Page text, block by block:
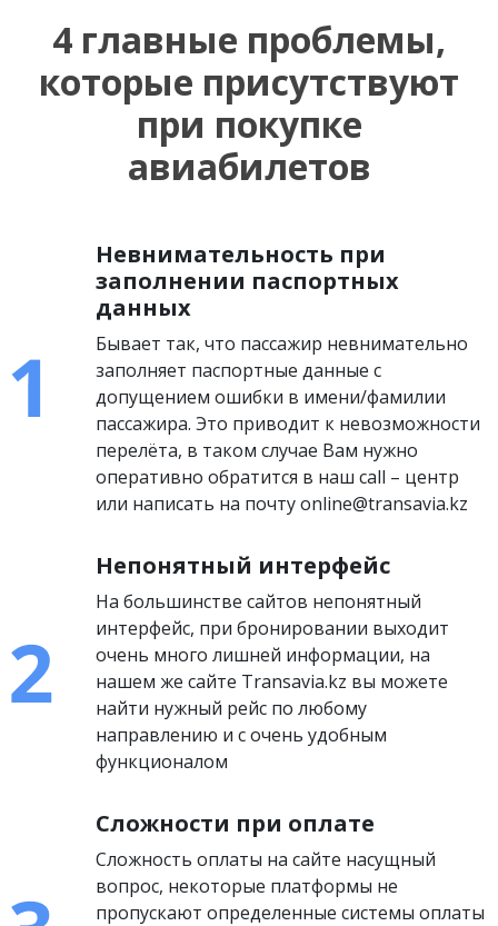
4 главные проблемы,
которые присутствуют
при покупке
авиабилетов
Невнимательность при
заполнении паспортных
данных
Бывает так, что пассажир невнимательно
заполняет паспортные данные с
допущением ошибки в имени/фамилии
пассажира. Это приводит к невозможности
перелёта, в таком случае Вам нужно
оперативно обратится в наш call – центр
или написать на почту online@transavia.kz
Непонятный интерфейс
На большинстве сайтов непонятный
интерфейс, при бронировании выходит
очень много лишней информации, на
нашем же сайте Transavia.kz вы можете
найти нужный рейс по любому
направлению и с очень удобным
функционалом
Сложности при оплате
Сложность оплаты на сайте насущный
вопрос, некоторые платформы не
пропускают определенные системы оплаты